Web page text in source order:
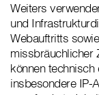
Weiters
und
Webauftritts
missbräuchlicher
können
insbesondere IP-